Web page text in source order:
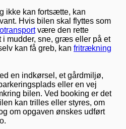
ikke kan fortsætte, kan
Hvis bilen skal flyttes som
være den rette
i mudder, sne, græs eller på et
kan få greb, kan fritrækning
en indkørsel, et gårdmiljø,
eller en vej
bilen. Ved booking er det
kan trilles eller styres, om
om opgaven ønskes udført